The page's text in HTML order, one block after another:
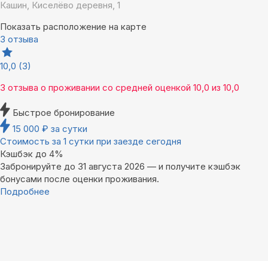
Кашин, Киселёво деревня, 1
Показать расположение на карте
3 отзыва
10,0 (3)
3 отзыва о проживании со средней оценкой 10,0 из 10,0
Быстрое бронирование
15 000 ₽ за сутки
Стоимость за 1 сутки при заезде сегодня
Кэшбэк до 4%
Забронируйте до 31 августа 2026 — и получите кэшбэк
бонусами после оценки проживания.
Подробнее